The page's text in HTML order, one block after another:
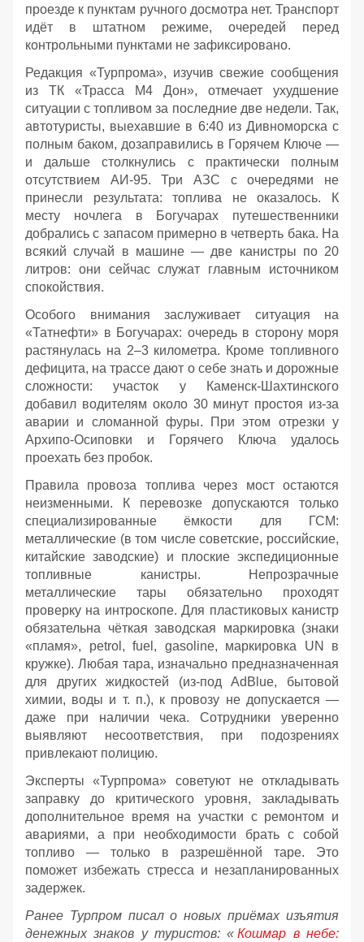
проезде к пунктам ручного досмотра нет. Транспорт
идёт в штатном режиме, очередей перед
контрольными пунктами не зафиксировано.
Редакция «Турпрома», изучив свежие сообщения
из ТК «Трасса М4 Дон», отмечает ухудшение
ситуации с топливом за последние две недели. Так,
автотуристы, выехавшие в 6:40 из Дивноморска с
полным баком, дозаправились в Горячем Ключе —
и дальше столкнулись с практически полным
отсутствием АИ‑95. Три АЗС с очередями не
принесли результата: топлива не оказалось. К
месту ночлега в Богучарах путешественники
добрались с запасом примерно в четверть бака. На
всякий случай в машине — две канистры по 20
литров: они сейчас служат главным источником
спокойствия.
Особого внимания заслуживает ситуация на
«Татнефти» в Богучарах: очередь в сторону моря
растянулась на 2–3 километра. Кроме топливного
дефицита, на трассе дают о себе знать и дорожные
сложности: участок у Каменск‑Шахтинского
добавил водителям около 30 минут простоя из‑за
аварии и сломанной фуры. При этом отрезки у
Архипо‑Осиповки и Горячего Ключа удалось
проехать без пробок.
Правила провоза топлива через мост остаются
неизменными. К перевозке допускаются только
специализированные ёмкости для ГСМ:
металлические (в том числе советские, российские,
китайские заводские) и плоские экспедиционные
топливные канистры. Непрозрачные
металлические тары обязательно проходят
проверку на интроскопе. Для пластиковых канистр
обязательна чёткая заводская маркировка (знаки
«пламя», petrol, fuel, gasoline, маркировка UN в
кружке). Любая тара, изначально предназначенная
для других жидкостей (из‑под AdBlue, бытовой
химии, воды и т. п.), к провозу не допускается —
даже при наличии чека. Сотрудники уверенно
выявляют несоответствия, при подозрениях
привлекают полицию.
Эксперты «Турпрома» советуют не откладывать
заправку до критического уровня, закладывать
дополнительное время на участки с ремонтом и
авариями, а при необходимости брать с собой
топливо — только в разрешённой таре. Это
поможет избежать стресса и незапланированных
задержек.
Ранее Турпром писал о новых приёмах изъятия
денежных знаков у туристов: « Кошмар в небе: